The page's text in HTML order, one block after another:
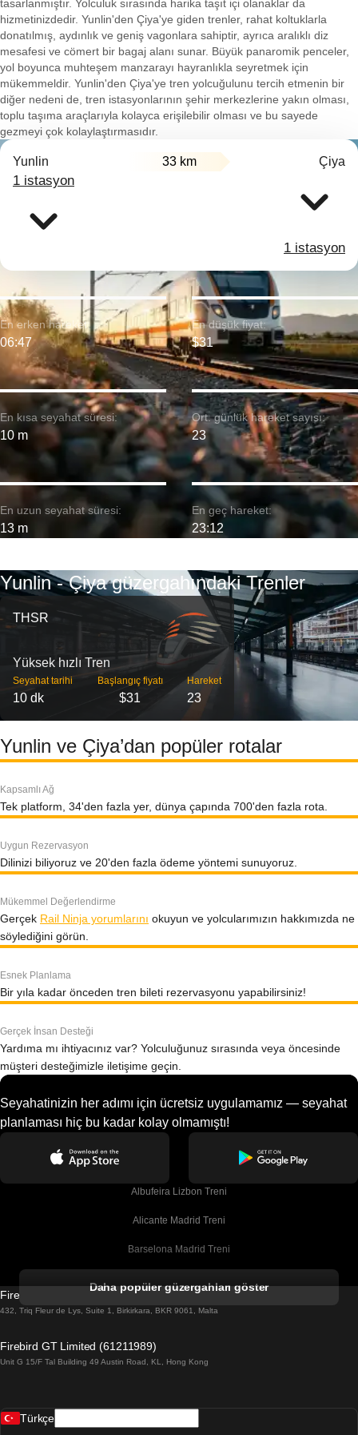
tasarlanmıştır. Yolculuk sırasında harika taşıt içi olanaklar da
hizmetinizdedir. Yunlin'den Çiya'ye giden trenler, rahat koltuklarla
donatılmış, aydınlık ve geniş vagonlara sahiptir, ayrıca aralıklı diz
mesafesi ve cömert bir bagaj alanı sunar. Büyük panaromik penceler,
yol boyunca muhteşem manzarayı hayranlıkla seyretmek için
mükemmeldir. Yunlin'den Çiya'ye tren yolcuğulunu tercih etmenin bir
diğer nedeni de, tren istasyonlarının şehir merkezlerine yakın olması,
toplu taşıma araçlarıyla kolayca erişilebilir olması ve bu sayede
gezmeyi çok kolaylaştırmasıdır.
Yunlin 33 km Çiya
1 istasyon
1 istasyon
En kısa seyahat süresi:
10 m
En erken hareket:
06:47
En uzun seyahat süresi:
13 m
En düşük fiyat:
$31
Ort. günlük hareket sayısı:
23
En geç hareket:
23:12
Yunlin - Çiya güzergahındaki Trenler
THSR
Yüksek hızlı Tren
Seyahat tarihi
10 dk
Başlangıç ​​fiyatı
$31
Hareket
23
Yunlin ve Çiya’dan popüler rotalar
Kapsamlı Ağ
Tek platform, 34'den fazla yer, dünya çapında 700'den fazla rota.
Uygun Rezervasyon
Dilinizi biliyoruz ve 20'den fazla ödeme yöntemi sunuyoruz.
Mükemmel Değerlendirme
Gerçek Rail Ninja yorumlarını okuyun ve yolcularımızın hakkımızda ne
söylediğini görün.
Esnek Planlama
Bir yıla kadar önceden tren bileti rezervasyonu yapabilirsiniz!
Gerçek İnsan Desteği
Yardıma mı ihtiyacınız var? Yolculuğunuz sırasında veya öncesinde
müşteri desteğimizle iletişime geçin.
Seyahatinizin her adımı için ücretsiz uygulamamız — seyahat
planlaması hiç bu kadar kolay olmamıştı!
Albufeira Lizbon Treni
Alicante Madrid Treni
Barselona Madrid Treni
Barselona Sevilla Treni
Belfast Dublin Treni
Daha popüler güzergahları göster
Firebird GT Limited (OC 1451)
432, Triq Fleur de Lys, Suite 1, Birkirkara, BKR 9061, Malta
Firebird GT Limited (61211989)
Unit G 15/F Tal Building 49 Austin Road, KL, Hong Kong
Türkçe